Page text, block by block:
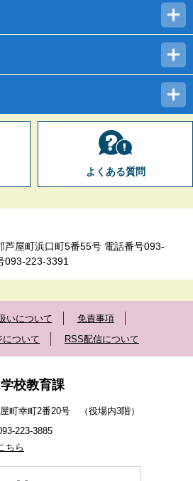
よくある質問
芦屋町浜口町5番55号 電話番号093-
093-223-3391
いについて
免責事項
について
RSS配信について
校教育課
町幸町2番20号 （役場内3階）
223-3885
ちら